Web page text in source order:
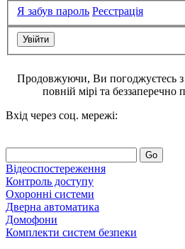
Я забув пароль Реєстрація
Продовжуючи, Ви погоджуєтесь з
повній мірі та беззаперечно
Вхід через соц. мережі:
Go
Відеоспостереження
Контроль доступу
Охоронні системи
Дверна автоматика
Домофони
Комплекти систем безпеки